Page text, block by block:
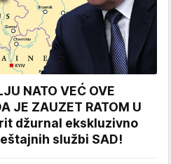
NATO VEĆ OVE
JE ZAUZET RATOM U
džurnal ekskluzivno
službi SAD!